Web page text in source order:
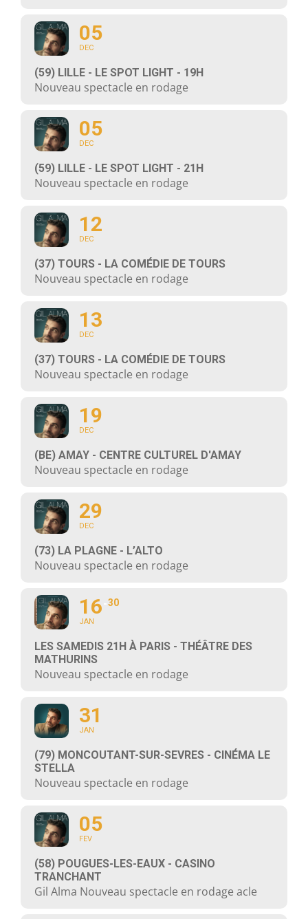
05
DEC
(59) LILLE - LE SPOT LIGHT - 19H
Nouveau spectacle en rodage
05
DEC
(59) LILLE - LE SPOT LIGHT - 21H
Nouveau spectacle en rodage
12
DEC
(37) TOURS - LA COMÉDIE DE TOURS
Nouveau spectacle en rodage
13
DEC
(37) TOURS - LA COMÉDIE DE TOURS
Nouveau spectacle en rodage
19
DEC
(BE) AMAY - CENTRE CULTUREL D'AMAY
Nouveau spectacle en rodage
29
DEC
(73) LA PLAGNE - L’ALTO
Nouveau spectacle en rodage
16
JAN
30
LES SAMEDIS 21H À PARIS - THÉÂTRE DES
MATHURINS
Nouveau spectacle en rodage
31
JAN
(79) MONCOUTANT-SUR-SEVRES - CINÉMA LE
STELLA
Nouveau spectacle en rodage
05
FEV
(58) POUGUES-LES-EAUX - CASINO
TRANCHANT
Gil Alma Nouveau spectacle en rodage acle